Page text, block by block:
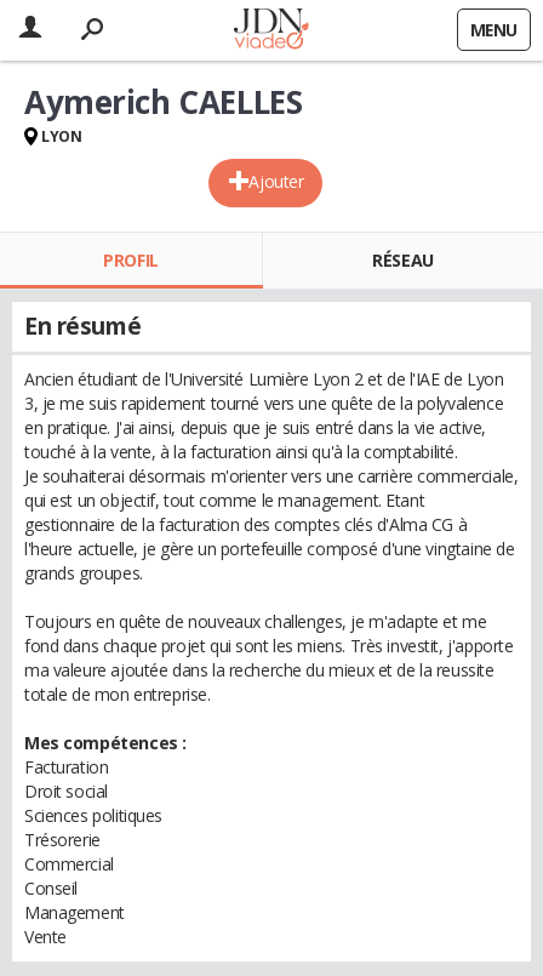
MENU
Ajouter
Aymerich CAELLES
LYON
PROFIL RÉSEAU
En résumé
Ancien étudiant de l'Université Lumière Lyon 2 et de l'IAE de Lyon
3, je me suis rapidement tourné vers une quête de la polyvalence
en pratique. J'ai ainsi, depuis que je suis entré dans la vie active,
touché à la vente, à la facturation ainsi qu'à la comptabilité.
Je souhaiterai désormais m'orienter vers une carrière commerciale,
qui est un objectif, tout comme le management. Etant
gestionnaire de la facturation des comptes clés d'Alma CG à
l'heure actuelle, je gère un portefeuille composé d'une vingtaine de
grands groupes.
Toujours en quête de nouveaux challenges, je m'adapte et me
fond dans chaque projet qui sont les miens. Très investit, j'apporte
ma valeure ajoutée dans la recherche du mieux et de la reussite
totale de mon entreprise.
Mes compétences :
Facturation
Droit social
Sciences politiques
Trésorerie
Commercial
Conseil
Management
Vente